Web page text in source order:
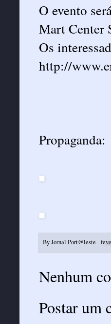
O evento
Mart Center
Os
http://
Propaganda:
ByJornal Port@leste -
Nenhum
Postar um